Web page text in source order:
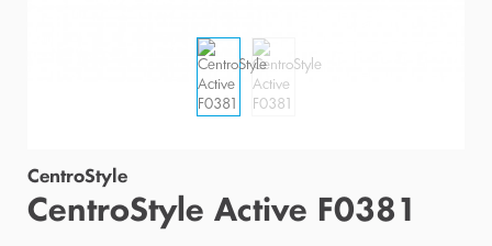
CentroStyle
CentroStyle Active F0381